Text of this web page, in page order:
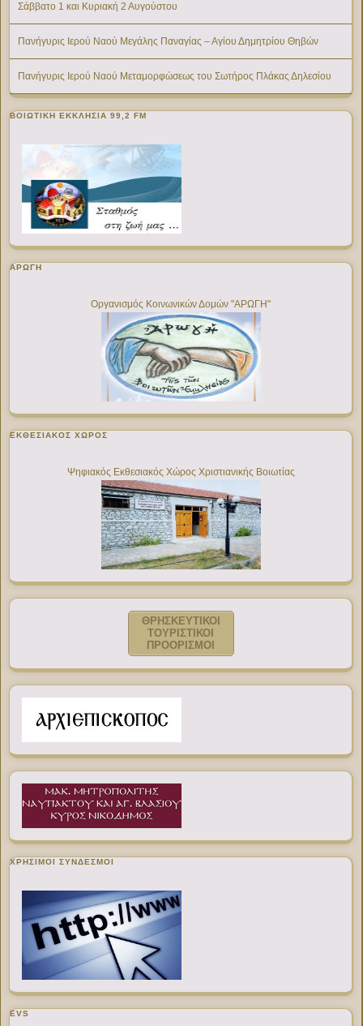
Σάββατο 1 και Κυριακή 2 Αυγούστου
Πανήγυρις Ιερού Ναού Μεγάλης Παναγίας – Αγίου Δημητρίου Θηβών
Πανήγυρις Ιερού Ναού Μεταμορφώσεως του Σωτήρος Πλάκας Δηλεσίου
ΒΟΙΩΤΙΚΉ ΕΚΚΛΗΣΊΑ 99,2 FM
ΑΡΩΓΗ
Οργανισμός Κοινωνικών Δομών "ΑΡΩΓΗ"
ΕΚΘΕΣΙΑΚΌΣ ΧΏΡΟΣ
Ψηφιακός Εκθεσιακός Χώρος Χριστιανικής Βοιωτίας
ΘΡΗΣΚΕΥΤΙΚΟΙ
ΤΟΥΡΙΣΤΙΚΟΙ
ΠΡΟΟΡΙΣΜΟΙ
ΧΡΉΣΙΜΟΙ ΣΎΝΔΕΣΜΟΙ
EVS